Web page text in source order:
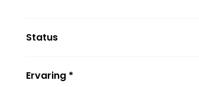
Status
Ervaring *